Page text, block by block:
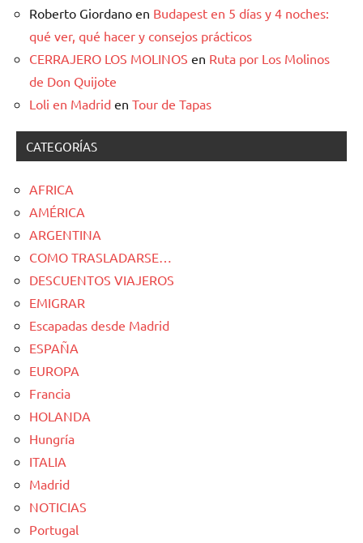
Roberto Giordano en Budapest en 5 días y 4 noches:
qué ver, qué hacer y consejos prácticos
CERRAJERO LOS MOLINOS en Ruta por Los Molinos
de Don Quijote
Loli en Madrid en Tour de Tapas
CATEGORÍAS
AFRICA
AMÉRICA
ARGENTINA
COMO TRASLADARSE…
DESCUENTOS VIAJEROS
EMIGRAR
Escapadas desde Madrid
ESPAÑA
EUROPA
Francia
HOLANDA
Hungría
ITALIA
Madrid
NOTICIAS
Portugal